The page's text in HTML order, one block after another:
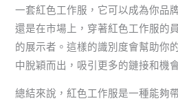
一套紅色工作服，它可以成為你品
還是在市場上，穿著紅色工作服的
的展示者。這樣的識別度會幫助你
中脫穎而出，吸引更多的鏈接和機
總結來說，紅色工作服是一種能夠